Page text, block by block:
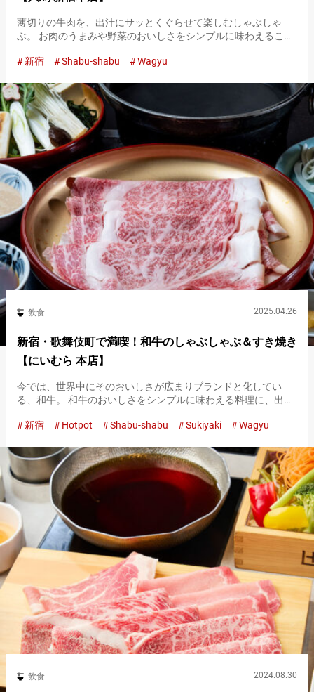
薄切りの牛肉を、出汁にサッとくぐらせて楽しむしゃぶしゃ
ぶ。 お肉のうまみや野菜のおいしさをシンプルに味わえること
ししゃぶ八馬 新宿本店』は、新宿区の歌舞伎町エリアの中心地
新宿 Shabu-shabu Wagyu
飲食 2025.04.26
新宿・歌舞伎町で満喫！和牛のしゃぶしゃぶ＆すき焼き
【にいむら 本店】
今では、世界中にそのおいしさが広まりブランドと化してい
る、和牛。 和牛のおいしさをシンプルに味わえる料理に、出汁
す。 新宿区の歌舞伎町エリアで、しゃぶしゃぶ・すき焼き・ス
新宿 Hotpot Shabu-shabu Sukiyaki Wagyu
飲食 2024.08.30